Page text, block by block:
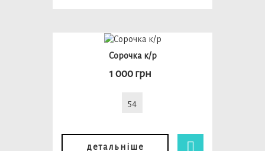
Cорочка к/р
1 000 грн
54
детальніше